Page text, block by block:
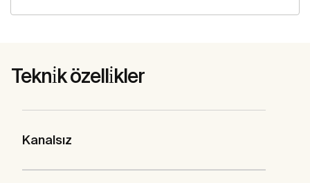
Tekni̇k özelli̇kler
Kanalsız